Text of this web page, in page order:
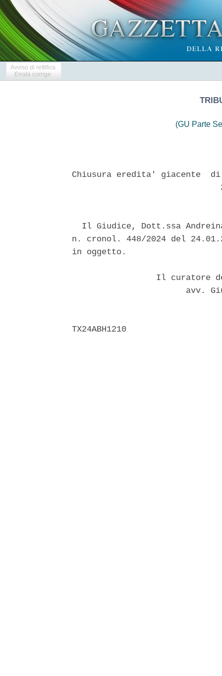
Avviso di rettifica
Errata corrige
(GU Parte
Chiusura eredita' giacente
Il Giudice, Dott.ssa
n. cronol. 448/2024 del
in oggetto.
Il curatore
avv.